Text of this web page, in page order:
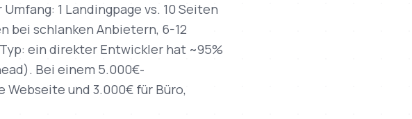
1 Landingpage vs. 10 Seiten
bei schlanken Anbietern, 6-12
ein direkter Entwickler hat ~95%
Bei einem 5.000€-
und 3.000€ für Büro,